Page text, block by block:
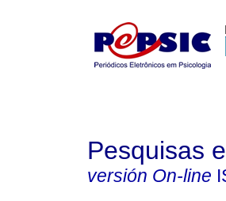
Pesquisas
versión On-line